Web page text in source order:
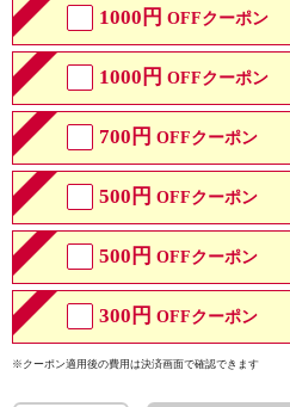
1000円 OFFクーポン
1000円 OFFクーポン
700円 OFFクーポン
500円 OFFクーポン
500円 OFFクーポン
300円 OFFクーポン
※クーポン適用後の費用は決済画面で確認できます